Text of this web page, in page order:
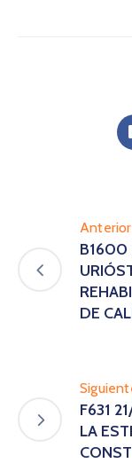
Anterior
B1600
DE
F631
LA